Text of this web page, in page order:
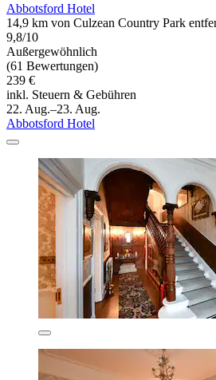
Abbotsford Hotel
14,9 km von Culzean Country Park
9,8/10
Außergewöhnlich
(61 Bewertungen)
239 €
inkl. Steuern & Gebühren
22. Aug.–23. Aug.
Abbotsford Hotel